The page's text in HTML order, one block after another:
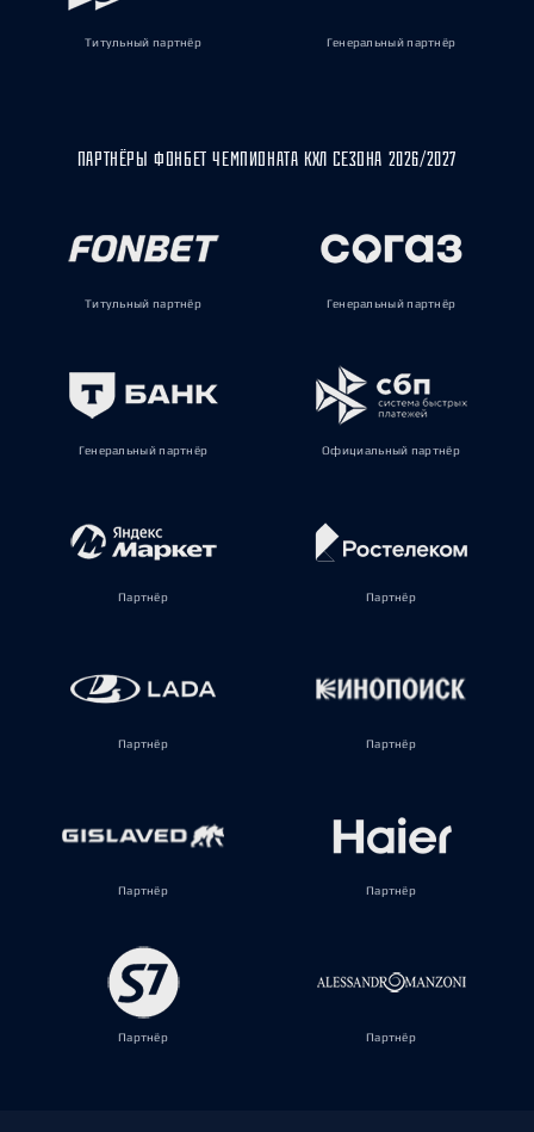
Титульный партнёр Генеральный партнёр
ПАРТНЁРЫ ФОНБЕТ ЧЕМПИОНАТА КХЛ СЕЗОНА 2026/2027
Титульный партнёр Генеральный партнёр
Генеральный партнёр Официальный партнёр
Партнёр Партнёр
Партнёр Партнёр
Партнёр Партнёр
Партнёр Партнёр